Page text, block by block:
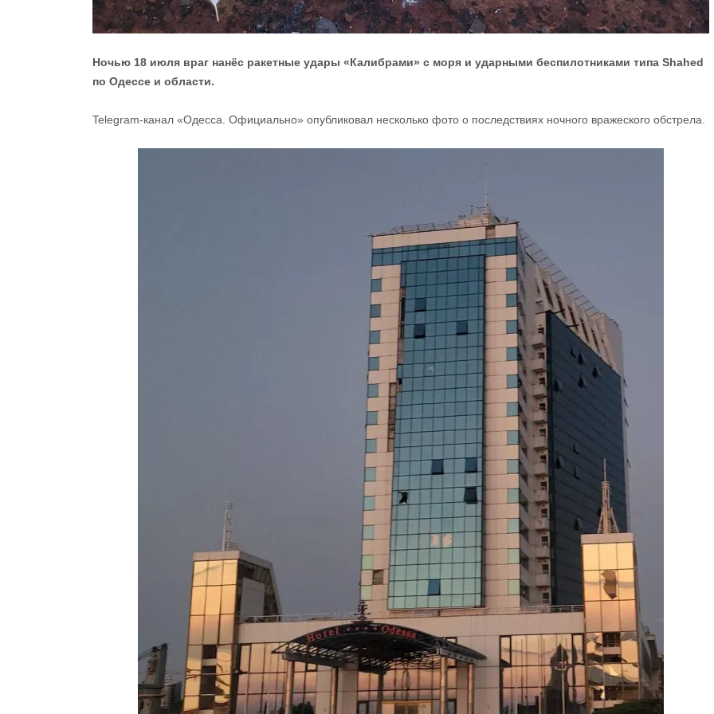
Ночью 18 июля враг нанёс ракетные удары «Калибрами» с моря и ударными беспилотниками типа Shahed
по Одессе и области.
Telegram-канал «Одесса. Официально» опубликовал несколько фото о последствиях ночного вражеского обстрела.